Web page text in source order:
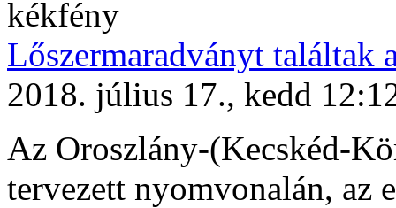
kékfény
Lőszermaradványt
2018. július 17., kedd
Az Oroszlány-(Kecskéd-
tervezett nyomvonalán, az